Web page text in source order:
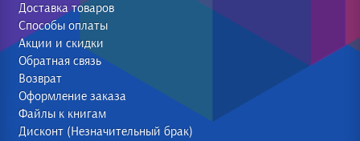
Доставка товаров
Способы оплаты
Акции и скидки
Обратная связь
Возврат
Оформление заказа
Файлы к книгам
Дисконт (Незначительный брак)